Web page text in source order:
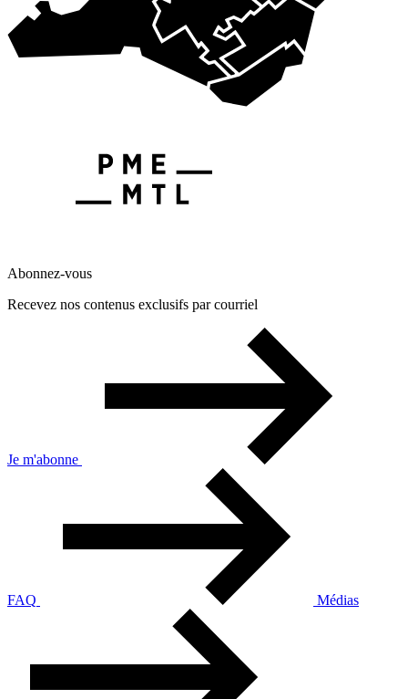
Abonnez-vous
Recevez nos contenus exclusifs par courriel
Je m'abonne
FAQ Médias